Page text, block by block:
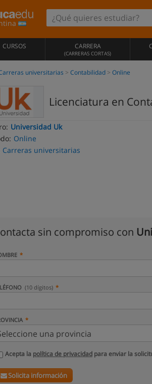
CURSOS CARRERA
(CARRERAS CORTAS)
universitarias Contabilidad Online
Licenciatura en
Universidad Uk
Online
Carreras universitarias
sin compromiso con
(10 dígitos)
Acepta la política de privacidad para enviar la
Solicita información